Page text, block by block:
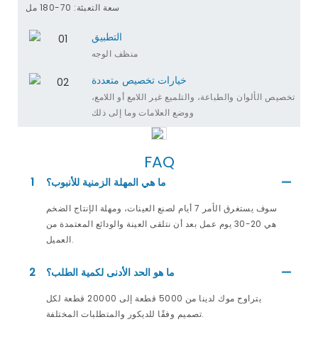
سعة التعبئة: 70-180 مل
التطبيق
منظف ​​الوجه
خيارات تخصيص متعددة
تخصيص الألوان والطباعة، والتلميع غير اللامع أو اللامع،
ووضع العلامات وما إلى ذلك
FAQ
1 ما هي المهلة الزمنية للأنبوب؟
سوف يستغرق الأمر 7 أيام لصنع العينات، ومهلة الإنتاج الضخم
هي 20-30 يوم عمل بعد أن نتلقى العينة والودائع المعتمدة من
العميل.
2 ما هو الحد الأدنى لكمية الطلب؟
يتراوح موك لدينا من 5000 قطعة إلى 20000 قطعة لكل
تصميم وفقًا للديكور والمتطلبات المختلفة.